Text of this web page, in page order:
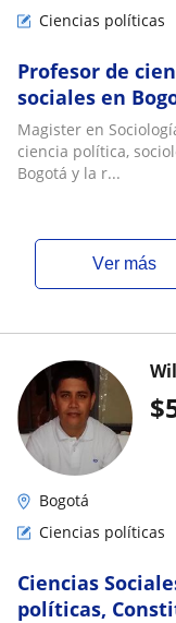
Ciencias políticas
Profesor de
sociales en
Magister en
ciencia política,
Bogotá y la r...
ver más
$
Bogotá
Ciencias políticas
Ciencias
políticas,